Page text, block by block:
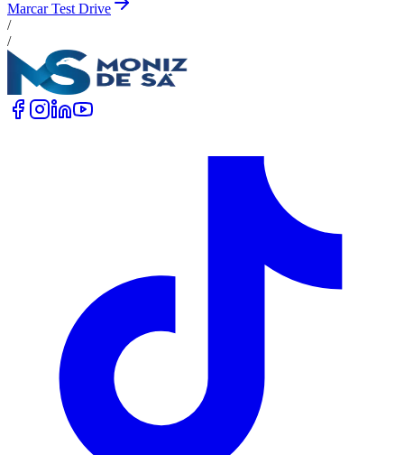
Marcar Test Drive
/
/